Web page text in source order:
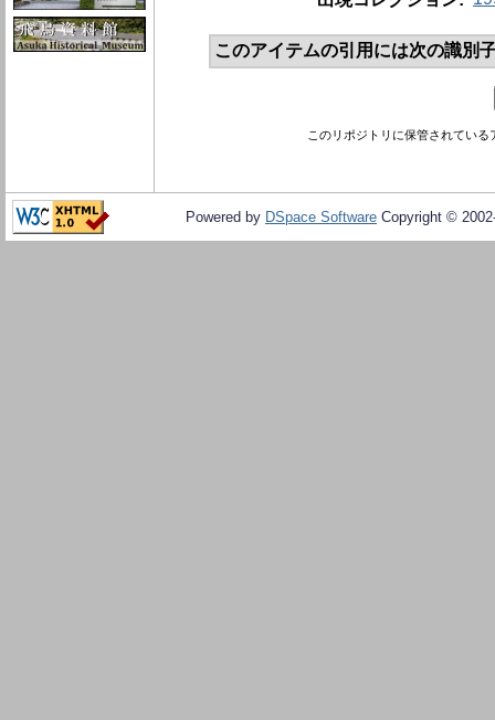
このアイテムの引用には次の識別
このリポジトリに保管されてい
Powered by DSpace Software Copyright ©